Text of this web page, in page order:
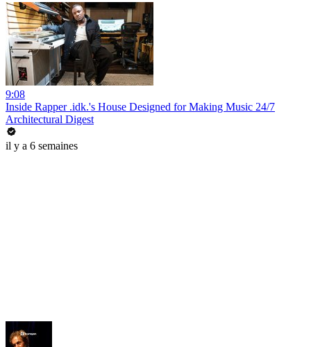
9:08
Inside Rapper .idk.'s House Designed for Making Music 24/7
Architectural Digest
il y a 6 semaines